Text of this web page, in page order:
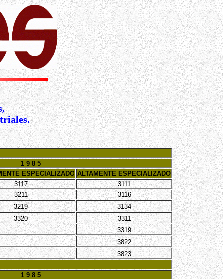
1 9 8 5
ESPECIALIZADO ALTAMENTE ESPECIALIZADO
3117
3111
3211
3116
3219
3134
3320
3311
3319
3822
3823
1 9 8 5